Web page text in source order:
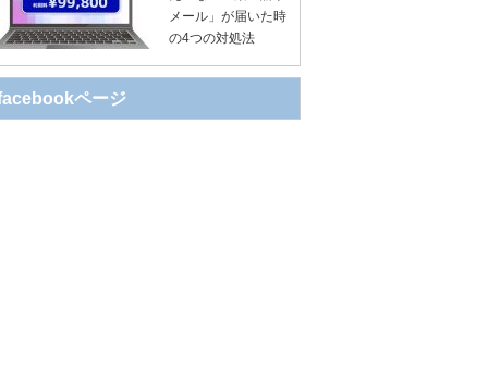
メール」が届いた時
の4つの対処法
ページ